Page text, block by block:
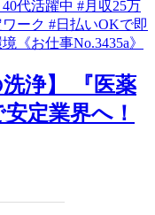
浄】 『医薬
定業界へ！